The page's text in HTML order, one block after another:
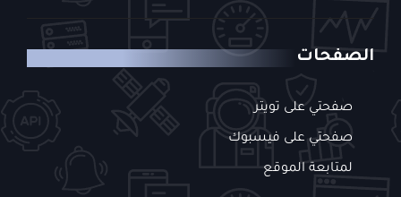
الصفحات
صفحتي على تويتر
صفحتي على فيسبوك
لمتابعة الموقع